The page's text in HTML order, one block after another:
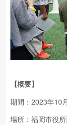
【概要】
期間：2023年10
場所：福岡市役